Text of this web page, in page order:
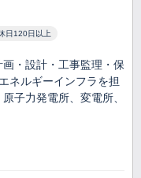
日120日以上
画・設計・工事監理・保
ネルギーインフラを担
子力発電所、変電所、